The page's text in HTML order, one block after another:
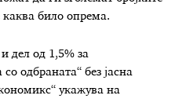
било опрема.
дел од 1,5% за
одбраната“ без јасна
укажува на